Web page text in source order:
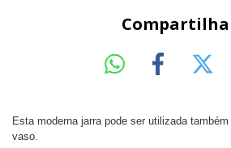
Esta moderna jarra pode ser utilizada
vaso.